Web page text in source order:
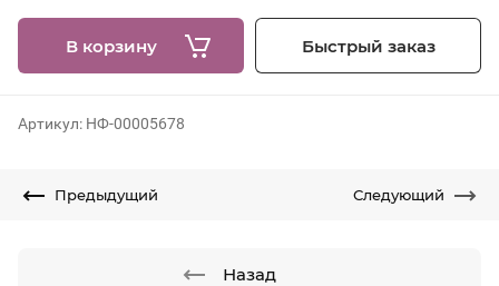
В корзину Быстрый заказ
Артикул: НФ-00005678
Предыдущий Следующий
Назад